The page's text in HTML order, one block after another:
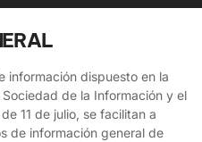
información dispuesto en la
de la Información y el
11 de julio, se facilitan a
de información general de